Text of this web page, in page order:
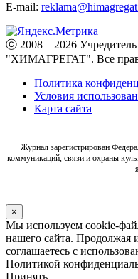
E-mail:
ⓒ 2008—2026
"ХИМАГРЕГАТ". Все
Политика
Условия
Карта сайта
Журнал зарегистрирован
коммуникаций, связи и охраны
×
Мы используем cookie-
нашего сайта. Продолжая
соглашаетесь с
Политикой
Принять